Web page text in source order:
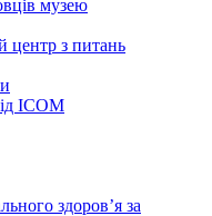
музею
центр з питань
ІСОМ
здоров’я за